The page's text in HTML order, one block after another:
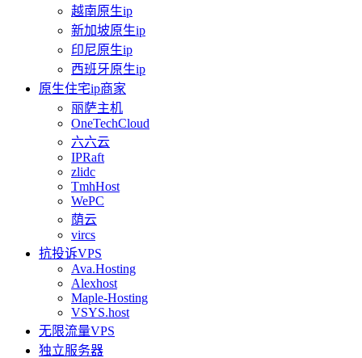
越南原生ip
新加坡原生ip
印尼原生ip
西班牙原生ip
原生住宅ip商家
丽萨主机
OneTechCloud
六六云
IPRaft
zlidc
TmhHost
WePC
荫云
vircs
抗投诉VPS
Ava.Hosting
Alexhost
Maple-Hosting
VSYS.host
无限流量VPS
独立服务器